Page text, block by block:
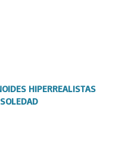
HIPERREALISTAS